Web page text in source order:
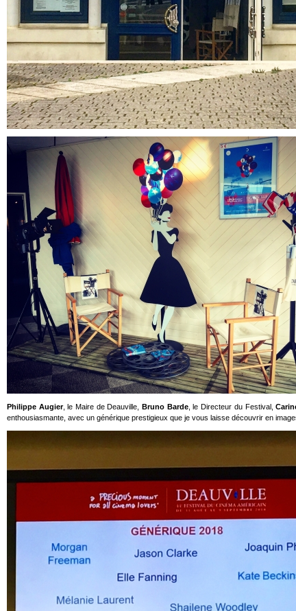
Philippe Augier, le Maire de Deauville,Bruno Barde, le Directeur du Festival,
enthousiasmante, avec un générique prestigieux que je vous laisse découvrir en